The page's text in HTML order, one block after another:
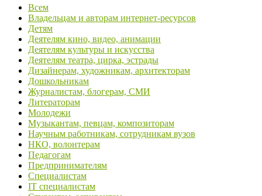
Всем
Владельцам и авторам интернет-ресурсов
Детям
Деятелям кино, видео, анимации
Деятелям культуры и искусства
Деятелям театра, цирка, эстрады
Дизайнерам, художникам, архитекторам
Дошкольникам
Журналистам, блогерам, СМИ
Литераторам
Молодежи
Музыкантам, певцам, композиторам
Научным работникам, сотрудникам вузов
НКО, волонтерам
Педагогам
Предпринимателям
Специалистам
IT специалистам